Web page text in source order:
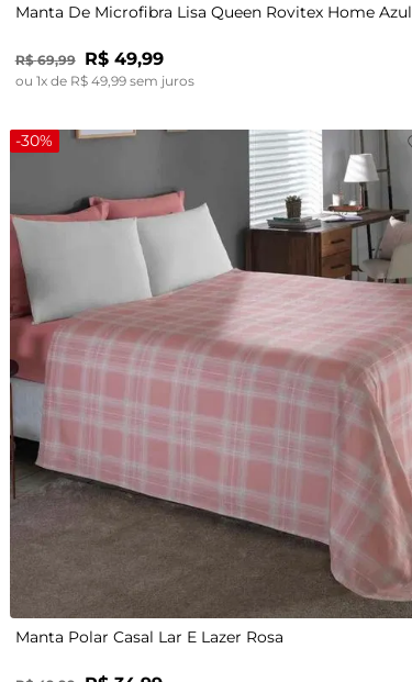
Manta De Microfibra Lisa Queen Rovitex Home Azul
R$ 69,99 R$ 49,99
ou 1x de R$ 49, 99sem juros
-30%
Manta Polar Casal Lar E Lazer Rosa